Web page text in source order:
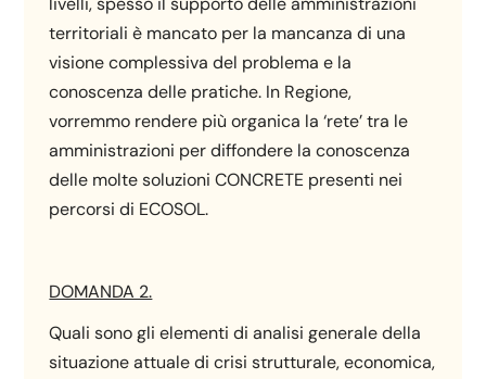
territoriali è mancato per la mancanza di una
visione complessiva del problema e la
conoscenza delle pratiche. In Regione,
vorremmo rendere più organica la ‘rete’ tra le
amministrazioni per diffondere la conoscenza
delle molte soluzioni CONCRETE presenti nei
percorsi di ECOSOL.
DOMANDA 2.
Quali sono gli elementi di analisi generale della
situazione attuale di crisi strutturale, economica,